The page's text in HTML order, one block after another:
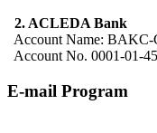
2. ACLEDA Bank
Account Name: BAKC-
Account No. 0001-01-
E-mail Program